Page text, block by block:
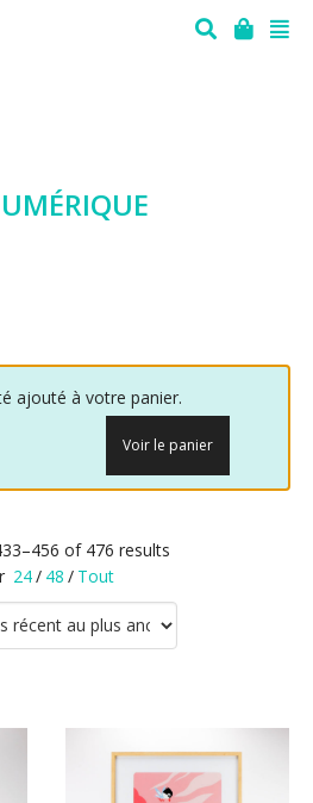
ajouté à votre panier.
Voir le panier
of 476 results
24/ 48 / Tout